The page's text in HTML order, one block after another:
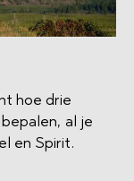
hoe drie
al je
en Spirit.